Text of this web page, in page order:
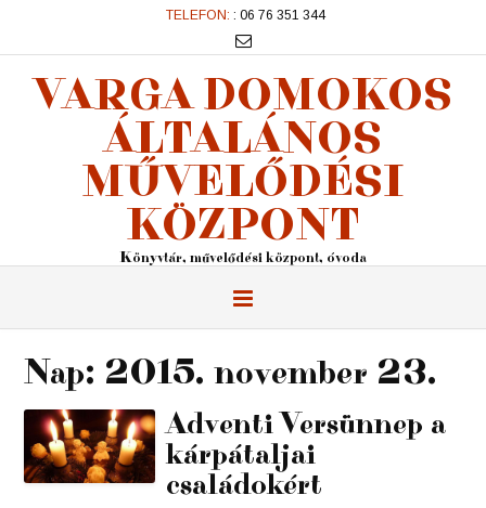
TELEFON: : 06 76 351 344
VARGA DOMOKOS
ÁLTALÁNOS
MŰVELŐDÉSI
KÖZPONT
Könyvtár, művelődési központ, óvoda
Nap: 2015. november 23.
Adventi Versünnep a
kárpátaljai
családokért